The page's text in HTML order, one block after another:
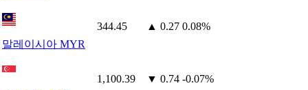
말레이시아 MYR
344.45 ▲ 0.27 0.08%
1,100.39 ▼ 0.74 -0.07%